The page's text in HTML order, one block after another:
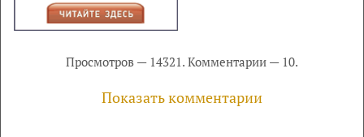
Просмотров — 14321. Комментарии — 10.
Показать комментарии